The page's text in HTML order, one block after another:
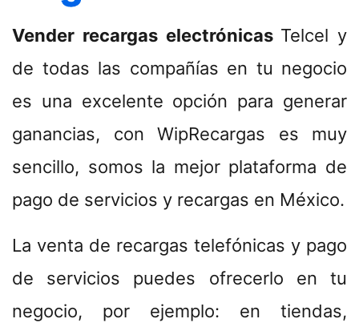
Vender recargas electrónicas Telcel y
de todas las compañías en tu negocio
es una excelente opción para generar
ganancias, con WipRecargas es muy
sencillo, somos la mejor plataforma de
pago de servicios y recargas en México.
La venta de recargas telefónicas y pago
de servicios puedes ofrecerlo en tu
negocio, por ejemplo: en tiendas,